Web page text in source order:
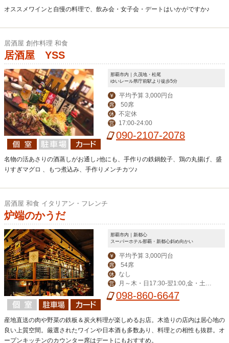
オススメワインと自慢の料理で、飲み会・女子会・デートはいかがですか♪
居酒屋 創作料理 和食
居酒屋 YSS
那覇市内｜久茂地・松尾
ゆいレール県庁前駅より徒歩5分
￥ 平均予算 3,000円台
席 50席
休 不定休
営 17:00-24:00
090-2107-2078
名物の活あさりの酒蒸しがお通し♪他にも、手作りの鉄鍋餃子、鶏の丸揚げ、盛
りすぎマグロ 、もつ煮込み、手作りメンチカツ♪
居酒屋 和食 イタリアン・フレンチ
炉端のかうだ
那覇市内｜新都心
スーパーホテル那覇・新都心斜め向かい
￥ 平均予算 3,000円台
席 54席
休 なし
営
月～木・日17:30-翌1:00,金・土・
祝前17:30-翌2:00
098-860-6647
産地直送の肉や野菜の鉄板＆炭火料理が楽しめるお店。木造りの店内は居心地の
良い上質空間。厳選されたワインや日本酒も多数あり、料理との相性も抜群。オ
ープンキッチンのカウンター席はデートにもおすすめ。